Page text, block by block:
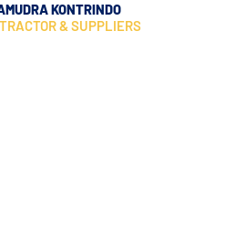
KONTRINDO
& SUPPLIERS